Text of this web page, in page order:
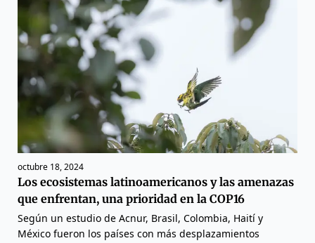
octubre 18, 2024
Los ecosistemas latinoamericanos y las amenazas
que enfrentan, una prioridad en la COP16
Según un estudio de Acnur, Brasil, Colombia, Haití y
México fueron los países con más desplazamientos